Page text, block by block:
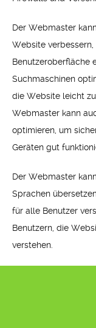
Der Webmaster
Website
Benutzeroberfläche
Suchmaschinen
die Website leicht
Webmaster kann
optimieren, um
Geräten gut
Der Webmaster
Sprachen
für alle Benutzer
Benutzern, die
verstehen.